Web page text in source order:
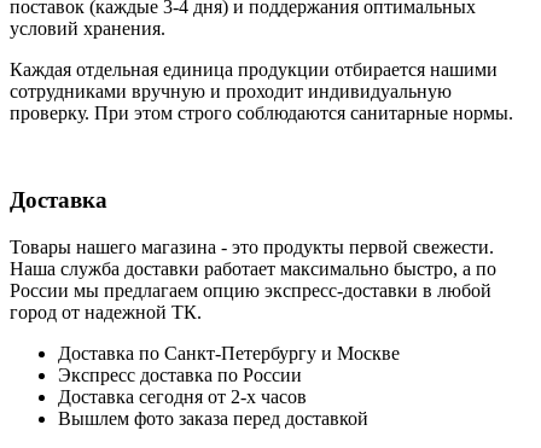
поставок (каждые 3-4 дня) и поддержания оптимальных
условий хранения.
Каждая отдельная единица продукции отбирается нашими
сотрудниками вручную и проходит индивидуальную
проверку. При этом строго соблюдаются санитарные нормы.
Доставка
Товары нашего магазина - это продукты первой свежести.
Наша служба доставки работает максимально быстро, а по
России мы предлагаем опцию экспресс-доставки в любой
город от надежной ТК.
Доставка по Санкт-Петербургу и Москве
Экспресс доставка по России
Доставка сегодня от 2-х часов
Вышлем фото заказа перед доставкой